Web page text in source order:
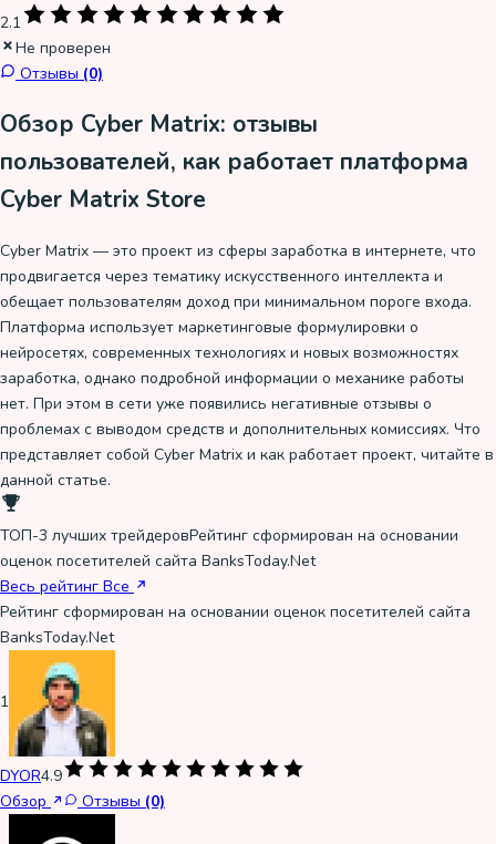
2.1
Не проверен
Отзывы (0)
Обзор Cyber Matrix: отзывы
пользователей, как работает платформа
Cyber Matrix Store
Cyber Matrix — это проект из сферы заработка в интернете, что
продвигается через тематику искусственного интеллекта и
обещает пользователям доход при минимальном пороге входа.
Платформа использует маркетинговые формулировки о
нейросетях, современных технологиях и новых возможностях
заработка, однако подробной информации о механике работы
нет. При этом в сети уже появились негативные отзывы о
проблемах с выводом средств и дополнительных комиссиях. Что
представляет собой Cyber Matrix и как работает проект, читайте в
данной статье.
ТОП-3 лучших трейдеровРейтинг сформирован на основании
оценок посетителей сайта BanksToday.Net
Весь рейтинг Все
Рейтинг сформирован на основании оценок посетителей сайта
BanksToday.Net
1
DYOR4.9
Обзор
Отзывы (0)